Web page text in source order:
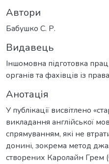
Автори
Бабушко С. Р.
Видавець
Іншомовна підготовка
органів та фахівців із права
Анотація
У публікації висвітлено
викладання англійської
спрямуванням, які не
донині, зокрема метод
створених Каролайн Грем